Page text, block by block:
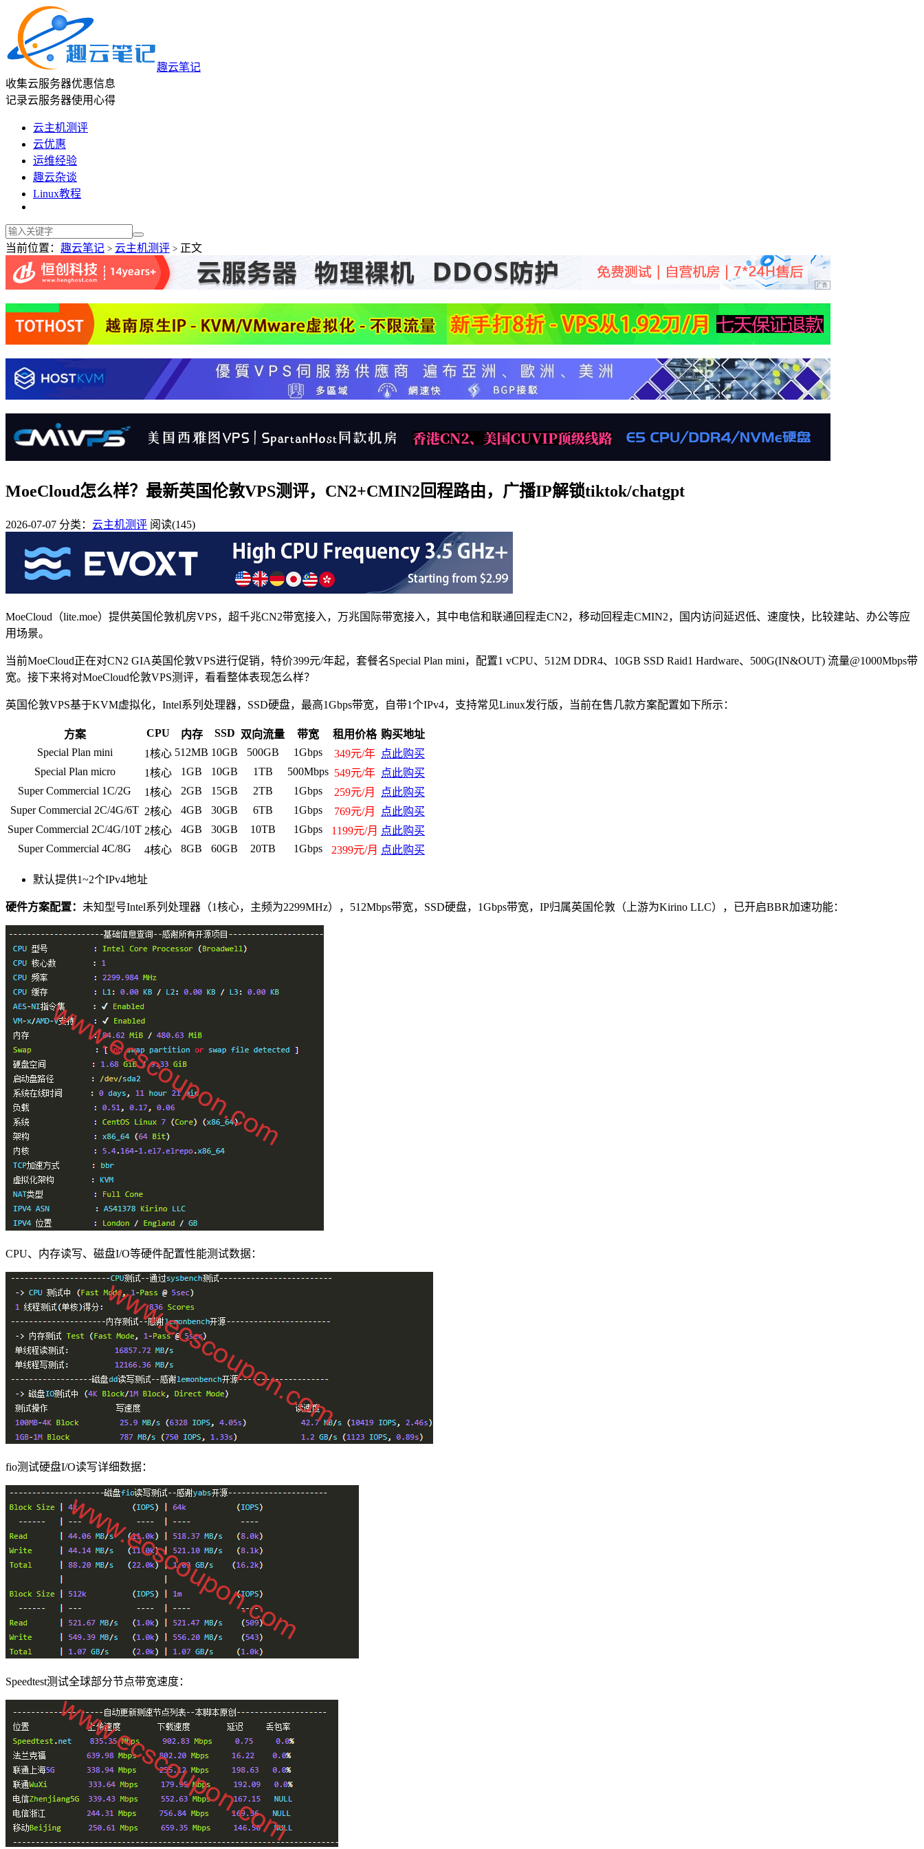
趣云笔记
收集云服务器优惠信息
记录云服务器使用心得
云主机测评
云优惠
运维经验
趣云杂谈
Linux教程
当前位置： 趣云笔记 > 云主机测评 > 正文
MoeCloud怎么样？最新英国伦敦VPS测评，CN2+CMIN2回程路由，广播IP解锁tiktok/chatgpt
2026-07-07 分类： 云主机测评 阅读(145)
MoeCloud（lite.moe）提供英国伦敦机房VPS，超千兆CN2带宽接入，万兆国际带宽接入，其中电信和联通回程走CN2，移动回程走CMIN2，国内访问延迟低、速度快，比较建站、办公等应
用场景。
当前MoeCloud正在对CN2 GIA英国伦敦VPS进行促销，特价399元/年起，套餐名Special Plan mini，配置1 vCPU、512M DDR4、10GB SSD Raid1 Hardware、500G(IN&OUT) 流量@1000Mbps带
宽。接下来将对MoeCloud伦敦VPS测评，看看整体表现怎么样？
英国伦敦VPS基于KVM虚拟化，Intel系列处理器，SSD硬盘，最高1Gbps带宽，自带1个IPv4，支持常见Linux发行版，当前在售几款方案配置如下所示：
方案 CPU 内存 SSD 双向流量 带宽 租用价格 购买地址
Special Plan mini
1核心 512MB 10GB 500GB 1Gbps 349元/年 点此购买
Special Plan micro
1核心 1GB 10GB 1TB 500Mbps 549元/年 点此购买
Super Commercial 1C/2G
1核心 2GB 15GB 2TB 1Gbps 259元/月
点此购买
Super Commercial 2C/4G/6T 2核心 4GB 30GB 6TB 1Gbps 769元/月
点此购买
Super Commercial 2C/4G/10T 2核心 4GB 30GB 10TB 1Gbps 1199元/月 点此购买
Super Commercial 4C/8G
4核心 8GB 60GB 20TB 1Gbps 2399元/月 点此购买
默认提供1~2个IPv4地址
硬件方案配置： 未知型号Intel系列处理器（1核心，主频为2299MHz），512Mbps带宽，SSD硬盘，1Gbps带宽，IP归属英国伦敦（上游为Kirino LLC），已开启BBR加速功能：
CPU、内存读写、磁盘I/O等硬件配置性能测试数据：
fio测试硬盘I/O读写详细数据：
Speedtest测试全球部分节点带宽速度：